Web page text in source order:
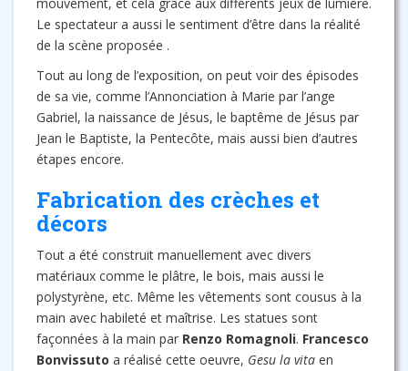
Le spectateur a aussi le sentiment d’être dans la réalité
de la scène proposée .
Tout au long de l’exposition, on peut voir des épisodes
de sa vie, comme l’Annonciation à Marie par l’ange
Gabriel, la naissance de Jésus, le baptême de Jésus par
Jean le Baptiste, la Pentecôte, mais aussi bien d’autres
étapes encore.
Fabrication des crèches et
décors
Tout a été construit manuellement avec divers
matériaux comme le plâtre, le bois, mais aussi le
polystyrène, etc. Même les vêtements sont cousus à la
main avec habileté et maîtrise. Les statues sont
façonnées à la main par Renzo Romagnoli. Francesco
Bonvissuto a réalisé cette oeuvre, Gesu la vita en